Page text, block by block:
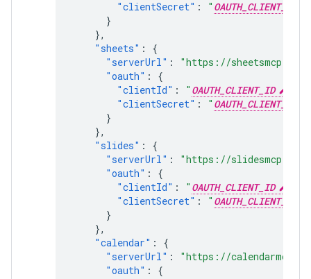
"clientSecret" : "
}
},
"sheets" :
{
"serverUrl" :
"https://
"oauth" :
{
"clientId" : " OAUTH_CLIENT_ID
"clientSecret" : "
}
},
"slides" :
{
"serverUrl" :
"https://
"oauth" :
{
"clientId" : " OAUTH_CLIENT_ID
"clientSecret" : "
}
},
"calendar" :
{
"serverUrl" :
"https://
"oauth" :
{